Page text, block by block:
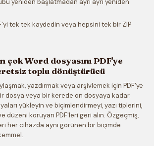
yeniden başlatmadan ayrı ayrı yeniden
tek tek kaydedin veya hepsini tek bir ZIP
çok Word dosyasını PDF'ye
toplu dönüştürücü
yazdırmak veya arşivlemek için PDF'ye
dosya veya bir kerede on dosyaya kadar.
yükleyin ve biçimlendirmeyi, yazı tiplerini,
düzeni koruyan PDF'leri geri alın. Özgeçmiş,
her cihazda aynı görünen bir biçimde